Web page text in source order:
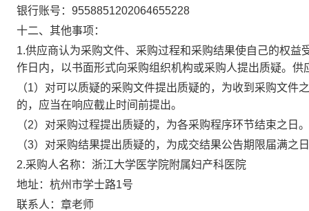
银行账号：9558851202064655228
十二、其他事项：
1.供应商认为采购文件、采购过程和采购结果使自己的权
作日内，以书面形式向采购组织机构或采购人提出质疑。
（1）对可以质疑的采购文件提出质疑的，为收到采购文
的，应当在响应截止时间前提出。
（2）对采购过程提出质疑的，为各采购程序环节结束之日。
（3）对采购结果提出质疑的，为成交结果公告期限届满之
2.采购人名称：浙江大学医学院附属妇产科医院
地址：杭州市学士路1号
联系人：章老师